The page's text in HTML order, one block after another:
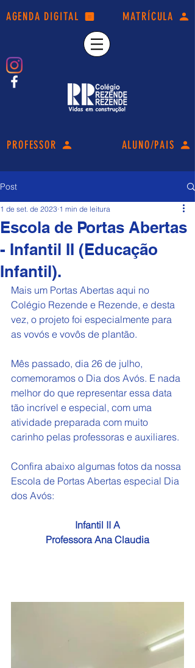
AGENDA DIGITAL MATRÍCULA
PROFESSOR ALUNO/PAIS
Post
Escola de Portas Abertas
- Infantil II (Educação
Infantil).
1 de set. de 2023 1 min de leitura
Mais um Portas Abertas aqui no
Colégio Rezende e Rezende, e desta
vez, o projeto foi especialmente para
as vovós e vovôs de plantão.
Mês passado, dia 26 de julho,
comemoramos o Dia dos Avós. E nada
melhor do que representar essa data
tão incrível e especial, com uma
atividade preparada com muito
carinho pelas professoras e auxiliares.
Confira abaixo algumas fotos da nossa
Escola de Portas Abertas especial Dia
dos Avós:
Infantil II A
Professora Ana Claudia